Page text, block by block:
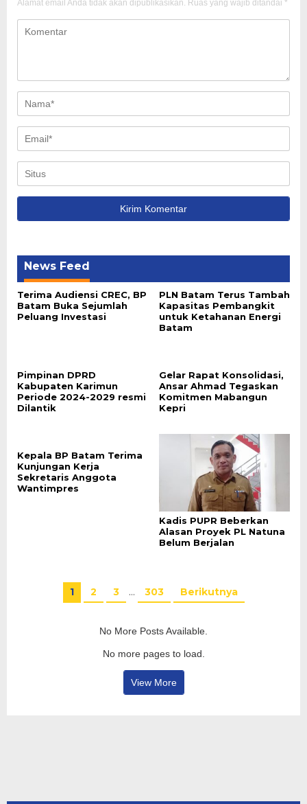
Alamat email Anda tidak akan dipublikasikan. Ruas yang wajib ditandai *
News Feed
Terima Audiensi CREC, BP
Batam Buka Sejumlah
Peluang Investasi
PLN Batam Terus Tambah
Kapasitas Pembangkit
untuk Ketahanan Energi
Batam
Pimpinan DPRD
Kabupaten Karimun
Periode 2024-2029 resmi
Dilantik
Gelar Rapat Konsolidasi,
Ansar Ahmad Tegaskan
Komitmen Mabangun
Kepri
Kepala BP Batam Terima
Kunjungan Kerja
Sekretaris Anggota
Wantimpres
Kadis PUPR Beberkan
Alasan Proyek PL Natuna
Belum Berjalan
1 2 3 … 303 Berikutnya
No More Posts Available.
No more pages to load.
View More